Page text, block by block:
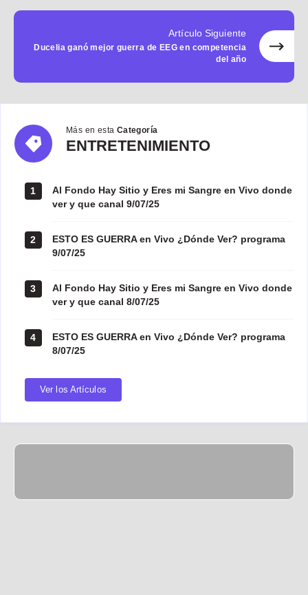
Artículo Siguiente
Ducelia ganó mejor guerra de EEG en competencia
del año
Más en esta Categoría
ENTRETENIMIENTO
ENTRETENIMIENTO
1
Al Fondo Hay Sitio y Eres mi Sangre en Vivo donde
ver y que canal 9/07/25
2
ESTO ES GUERRA en Vivo ¿Dónde Ver? programa
9/07/25
3
Al Fondo Hay Sitio y Eres mi Sangre en Vivo donde
ver y que canal 8/07/25
4
ESTO ES GUERRA en Vivo ¿Dónde Ver? programa
8/07/25
Ver los Artículos